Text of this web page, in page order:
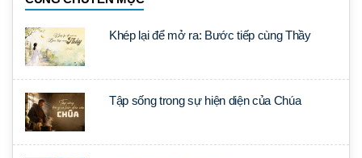
Khép lại để mở ra: Bước tiếp cùng Thầy
Tập sống trong sự hiện diện của Chúa